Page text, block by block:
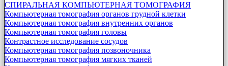
СПИРАЛЬНАЯ КОМПЬЮТЕРНАЯ ТОМОГРАФИЯ
Компьютерная томография органов грудной клетки
Компьютерная томография внутренних органов
Компьютерная томография головы
Контрастное исследование сосудов
Компьютерная томография позвоночника
Компьютерная томография мягких тканей